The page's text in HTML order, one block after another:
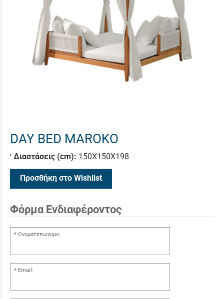
DAY BED MAROKO
Διαστάσεις (cm): 150Χ150Χ198
Προσθήκη στο Wishlist
Φόρμα Ενδιαφέροντος
Ονοματεπώνυμο:
Email: